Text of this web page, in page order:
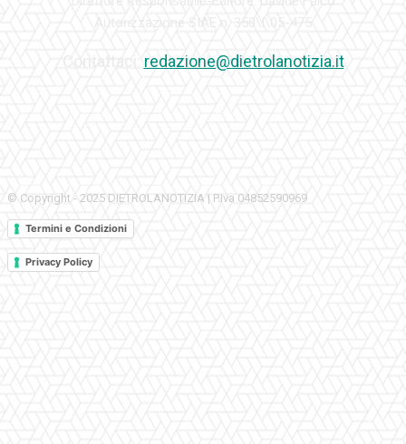
redazione@dietrolanotizia.it
© Copyright - 2025 DIETROLANOTIZIA | P.Iva 04852590969
Termini e Condizioni
Privacy Policy